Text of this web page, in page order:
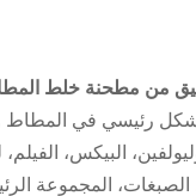
28.42
28.6
1:1.24
من مطحنة خلط
رئيسي في المطاط
البيكس،
الصبغات، المجموعة